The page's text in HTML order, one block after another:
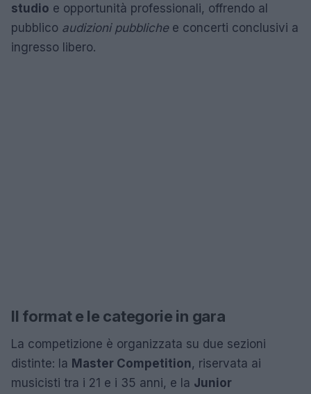
studio e opportunità professionali, offrendo al
pubblico audizioni pubblichee concerti conclusivi a
ingresso libero.
Il format e le categorie in gara
La competizione è organizzata su due sezioni
distinte: la Master Competition, riservata ai
musicisti tra i 21 e i 35 anni, e la Junior